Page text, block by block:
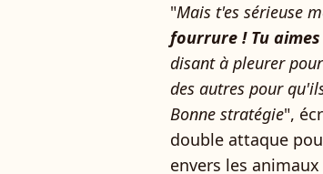
"Mais t'es sérieuse
fourrure ! Tu
disant à pleurer
des autres pour
Bonne stratégie",
double attaque
envers les